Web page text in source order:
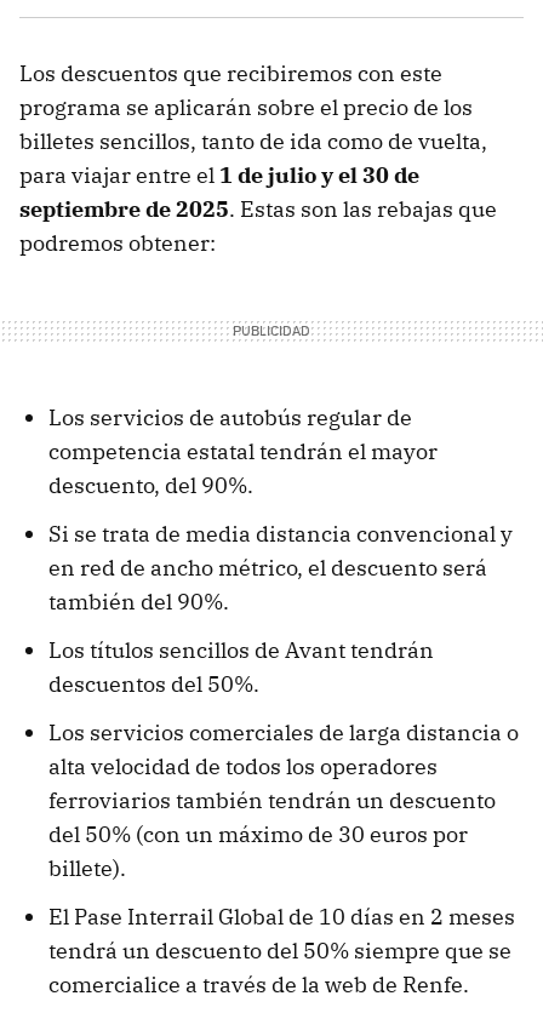
Los descuentos que recibiremos con este
programa se aplicarán sobre el precio de los
billetes sencillos, tanto de ida como de vuelta,
para viajar entre el 1 de julio y el 30 de
septiembre de 2025. Estas son las rebajas que
podremos obtener:
Los servicios de autobús regular de
competencia estatal tendrán el mayor
descuento, del 90%.
Si se trata de media distancia convencional y
en red de ancho métrico, el descuento será
también del 90%.
Los títulos sencillos de Avant tendrán
descuentos del 50%.
Los servicios comerciales de larga distancia o
alta velocidad de todos los operadores
ferroviarios también tendrán un descuento
del 50% (con un máximo de 30 euros por
billete).
El Pase Interrail Global de 10 días en 2 meses
tendrá un descuento del 50% siempre que se
comercialice a través de la web de Renfe.